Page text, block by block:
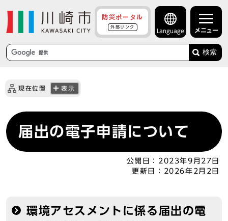
防災ポータル
外部リンク
Language メニュー
検索
現在位置 表示
届出の電子申請について
公開日： 2023年9月27日
更新日：
2026年2月2日
環境アセスメントに係る届出の電